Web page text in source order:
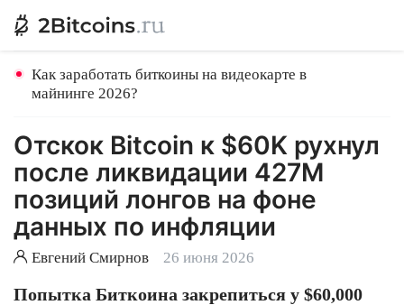
Как заработать биткоины на видеокарте в
майнинге 2026?
Отскок Bitcoin к $60K рухнул
после ликвидации 427M
позиций лонгов на фоне
данных по инфляции
Евгений Смирнов 26 июня 2026
Попытка Биткоина закрепиться у $60,000